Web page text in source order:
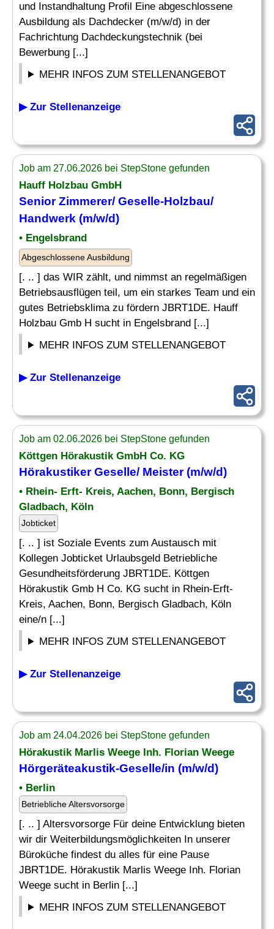
und Instandhaltung Profil Eine abgeschlossene
Ausbildung als Dachdecker (m/w/d) in der
Fachrichtung Dachdeckungstechnik (bei
Bewerbung [...]
MEHR INFOS ZUM STELLENANGEBOT
▶ Zur Stellenanzeige
Job am 27.06.2026 bei StepStone gefunden
Hauff Holzbau GmbH
Senior Zimmerer/ Geselle-Holzbau/
Handwerk (m/w/d)
• Engelsbrand
Abgeschlossene Ausbildung
[. .. ] das WIR zählt, und nimmst an regelmäßigen
Betriebsausflügen teil, um ein starkes Team und ein
gutes Betriebsklima zu fördern JBRT1DE. Hauff
Holzbau Gmb H sucht in Engelsbrand [...]
MEHR INFOS ZUM STELLENANGEBOT
▶ Zur Stellenanzeige
Job am 02.06.2026 bei StepStone gefunden
Köttgen Hörakustik GmbH Co. KG
HörakustikerGeselle/ Meister (m/w/d)
• Rhein- Erft- Kreis, Aachen, Bonn, Bergisch
Gladbach, Köln
Jobticket
[. .. ] ist Soziale Events zum Austausch mit
Kollegen Jobticket Urlaubsgeld Betriebliche
Gesundheitsförderung JBRT1DE. Köttgen
Hörakustik Gmb H Co. KG sucht in Rhein-Erft-
Kreis, Aachen, Bonn, Bergisch Gladbach, Köln
eine/n [...]
MEHR INFOS ZUM STELLENANGEBOT
▶ Zur Stellenanzeige
Job am 24.04.2026 bei StepStone gefunden
Hörakustik Marlis Weege Inh. Florian Weege
Hörgeräteakustik-Geselle/in (m/w/d)
• Berlin
Betriebliche Altersvorsorge
[. .. ] Altersvorsorge Für deine Entwicklung bieten
wir dir Weiterbildungsmöglichkeiten In unserer
Büroküche findest du alles für eine Pause
JBRT1DE. Hörakustik Marlis Weege Inh. Florian
Weege sucht in Berlin [...]
MEHR INFOS ZUM STELLENANGEBOT